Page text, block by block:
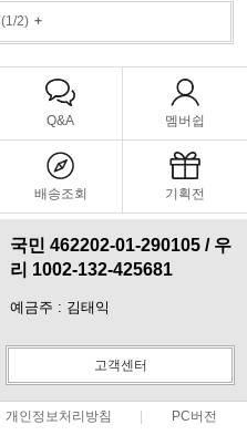
(1/2)+
Q&A 멤버쉽
배송조회 기획전
국민 462202-01-290105 / 우
리 1002-132-425681
예금주 : 김태익
고객센터
개인정보처리방침 PC버전